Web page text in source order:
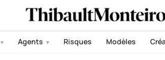
▾ Agents ▾ Risques Modèles